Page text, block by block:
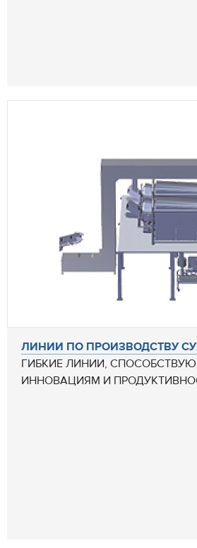
ЛИНИИ ПО ПРОИЗВОДСТВУ
ГИБКИЕ ЛИНИИ,
ИННОВАЦИЯМ И